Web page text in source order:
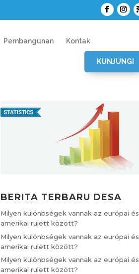
Pembangunan Kontak
KUNJUNGI
BERITA TERBARU DESA
Milyen különbségek vannak az európai és
amerikai rulett között?
Milyen különbségek vannak az európai és
amerikai rulett között?
Milyen különbségek vannak az európai és
amerikai rulett között?